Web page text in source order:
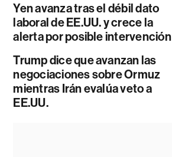
Yen avanza tras el débil dato
laboral de EE.UU. y crece la
alerta por posible intervención
Trump dice que avanzan las
negociaciones sobre Ormuz
mientras Irán evalúa veto a
EE.UU.